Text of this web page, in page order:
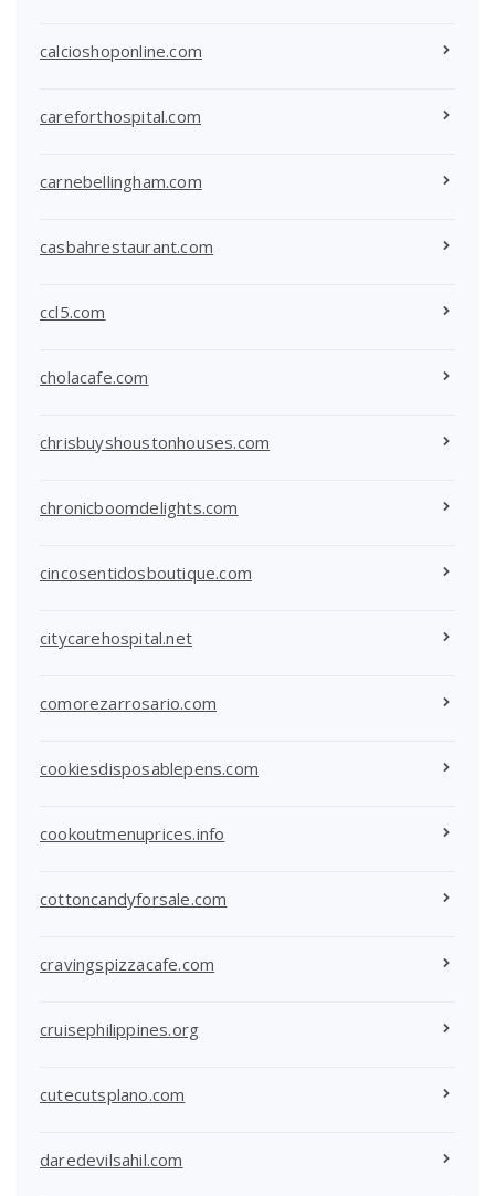
calcioshoponline.com
careforthospital.com
carnebellingham.com
casbahrestaurant.com
ccl5.com
cholacafe.com
chrisbuyshoustonhouses.com
chronicboomdelights.com
cincosentidosboutique.com
citycarehospital.net
comorezarrosario.com
cookiesdisposablepens.com
cookoutmenuprices.info
cottoncandyforsale.com
cravingspizzacafe.com
cruisephilippines.org
cutecutsplano.com
daredevilsahil.com